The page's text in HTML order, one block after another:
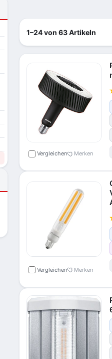
1–24 von 63 Artikeln
Vergleichen Merken
Vergleichen Merken